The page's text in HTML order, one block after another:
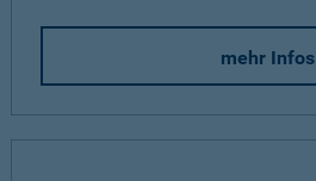
mehr Infos